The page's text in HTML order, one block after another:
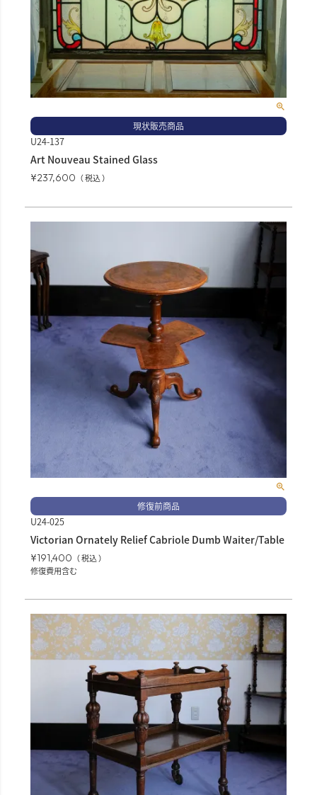
現状販売商品
U24-137
Art Nouveau Stained Glass
¥237,600 税込
修復前商品
U24-025
Victorian Ornately Relief Cabriole Dumb Waiter/Table
¥191,400
税込
修復費用含む